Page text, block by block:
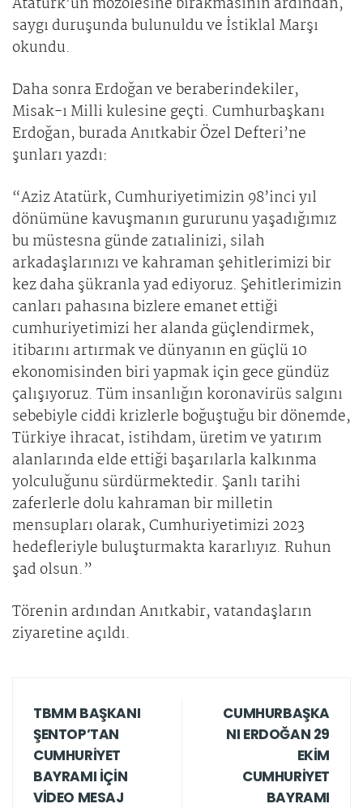
saygı duruşunda bulunuldu ve İstiklal Marşı
okundu.
Daha sonra Erdoğan ve beraberindekiler,
Misak-ı Milli kulesine geçti. Cumhurbaşkanı
Erdoğan, burada Anıtkabir Özel Defteri’ne
şunları yazdı:
“Aziz Atatürk, Cumhuriyetimizin 98’inci yıl
dönümüne kavuşmanın gururunu yaşadığımız
bu müstesna günde zatıalinizi, silah
arkadaşlarınızı ve kahraman şehitlerimizi bir
kez daha şükranla yad ediyoruz. Şehitlerimizin
canları pahasına bizlere emanet ettiği
cumhuriyetimizi her alanda güçlendirmek,
itibarını artırmak ve dünyanın en güçlü 10
ekonomisinden biri yapmak için gece gündüz
çalışıyoruz. Tüm insanlığın koronavirüs salgını
sebebiyle ciddi krizlerle boğuştuğu bir dönemde,
Türkiye ihracat, istihdam, üretim ve yatırım
alanlarında elde ettiği başarılarla kalkınma
yolculuğunu sürdürmektedir. Şanlı tarihi
zaferlerle dolu kahraman bir milletin
mensupları olarak, Cumhuriyetimizi 2023
hedefleriyle buluşturmakta kararlıyız. Ruhun
şad olsun.”
Törenin ardından Anıtkabir, vatandaşların
ziyaretine açıldı.
TBMM BAŞKANI
ŞENTOP’TAN
CUMHURİYET
BAYRAMI İÇİN
VİDEO MESAJ
CUMHURBAŞKA
NI ERDOĞAN 29
EKİM
CUMHURİYET
BAYRAMI